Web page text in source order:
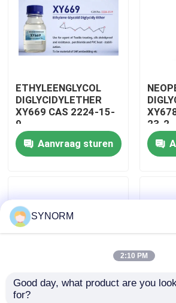
Ongeveer ons
Kwaliteitscontrole
Contacteer ons
Alkyl Glycidyl Ether
Alifatische Glycidyl Ether
De Ether van glycoldiglycidyl
ETHYLEENGLYCOL
DIGLYCIDYLETHER
XY669 CAS 2224-15-
9
Aanvraag sturen
23-2
Polypropyleenglycoldiglycidylethers
SYNORM
2:10 PM
Good day, what product are you
for?